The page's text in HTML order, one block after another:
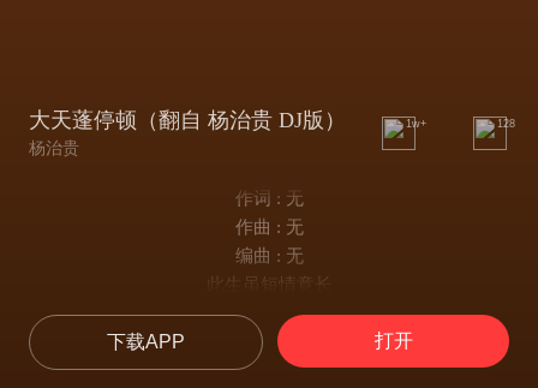
大天蓬停顿（翻自 杨治贵 DJ版）
杨治贵
1w+ 128
作词 : 无
作曲 : 无
编曲 : 无
此生虽短情意长
惹得天怒地也恼
人间再无红颜笑
留一半相思上大道
下载APP 打开